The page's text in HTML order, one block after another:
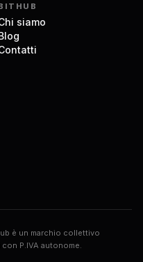
siamo
è un marchio collettivo
P.IVA autonome.